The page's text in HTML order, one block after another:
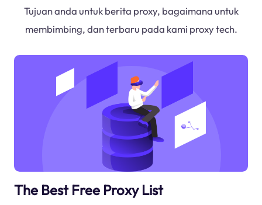
Tujuan anda untuk berita proxy, bagaimana untuk
membimbing, dan terbaru pada kami proxy tech.
The Best Free Proxy List